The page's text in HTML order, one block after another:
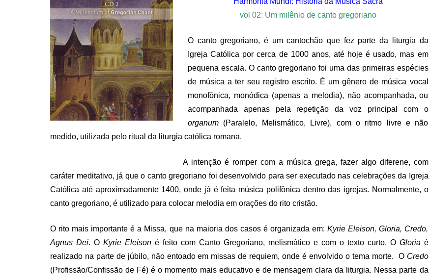
vol 02: Um milênio de canto gregoriano
O canto gregoriano, é um cantochão que fez parte da liturgia da
Igreja Católica por cerca de 1000 anos, até hoje é usado, mas em
pequena escala. O canto gregoriano foi uma das primeiras espécies
de música a ter seu registro escrito. É um gênero de música vocal
monofônica, monódica (apenas a melodia), não acompanhada, ou
acompanhada apenas pela repetição da voz principal com o
organum (Paralelo, Melismático, Livre), com o ritmo livre e não
medido, utilizada pelo ritual da liturgia católica romana.
A intenção é romper com a música grega, fazer algo diferene, com
caráter meditativo, já que o canto gregoriano foi desenvolvido para ser executado nas celebrações da Igreja
Católica até aproximadamente 1400, onde já é feita música polifônica dentro das igrejas. Normalmente, o
canto gregoriano, é utilizado para colocar melodia em orações do rito cristão.
O rito mais importante é a Missa, que na maioria dos casos é organizada em:Kyrie Eleison, Gloria, Credo,
Agnus Dei. O Kyrie Eleisoné feito com Canto Gregoriano, melismático e com o texto curto. O Gloria é
realizado na parte de júbilo, não entoado em missas de requiem, onde é envolvido o tema morte. O Credo
(Profissão/Confissão de Fé) é o momento mais educativo e de mensagem clara da liturgia. Nessa parte da